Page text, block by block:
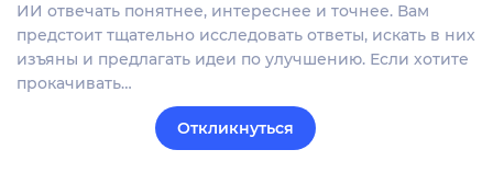
ИИ отвечать понятнее, интереснее и точнее. Вам
предстоит тщательно исследовать ответы, искать в них
изъяны и предлагать идеи по улучшению. Если хотите
прокачивать…
Откликнуться